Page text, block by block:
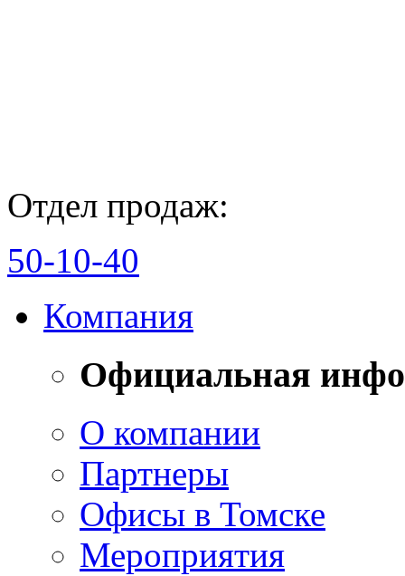
Отдел продаж:
50-10-40
Компания
Официальная
О компании
Партнеры
Офисы в Томске
Мероприятия